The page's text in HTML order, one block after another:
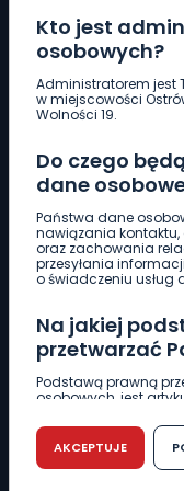
Kto jest
osobowych?
Administratorem jest
w miejscowości
Wolności 19.
Do czego
dane
Państwa dane
nawiązania kontaktu,
oraz zachowania
przesyłania
o świadczeniu usług
Na jakiej
przetwarzać
Podstawą prawną
osobowych, jest
r. w sprawie ochrony
przetwarzaniem
swobodnego
dyrektywy 95/46/WE
AKCEPTUJE
Pobierz logotyp
661 997 997
REDAKCJA
62 735 22 22
DZIAŁ REKLAMY
62 735 01 85
WIADOMOŚCI
CIEKAWOSTKI